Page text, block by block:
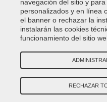
Copyright © 2014 -
SÍguenos en
navegación del sitio y
personalizados y en línea
el banner o rechazar la
instalarán las cookies
funcionamiento del sitio
RECHAZAR